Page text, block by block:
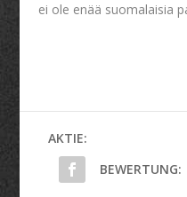
ei ole enää suomalaisia
AKTIE:
BEWERTUNG: